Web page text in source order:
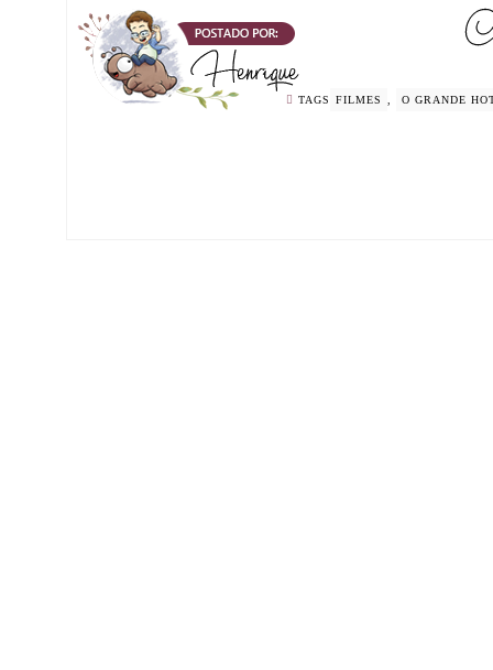
TAGS FILMES , O GRANDE